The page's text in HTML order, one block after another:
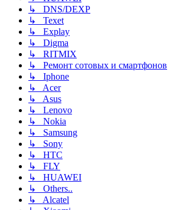
↳ DNS/DEXP
↳ Texet
↳ Explay
↳ Digma
↳ RITMIX
↳ Ремонт сотовых и смартфонов
↳ Iphone
↳ Acer
↳ Asus
↳ Lenovo
↳ Nokia
↳ Samsung
↳ Sony
↳ HTC
↳ FLY
↳ HUAWEI
↳ Others..
↳ Alcatel